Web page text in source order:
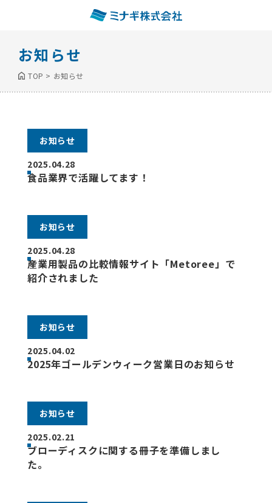
お知らせ
TOP > お知らせ
お知らせ
2025.04.28
食品業界で活躍してます！
お知らせ
2025.04.28
産業用製品の比較情報サイト「Metoree」で
紹介されました
お知らせ
2025.04.02
2025年ゴールデンウィーク営業日のお知らせ
お知らせ
2025.02.21
ブローディスクに関する冊子を準備しまし
た。